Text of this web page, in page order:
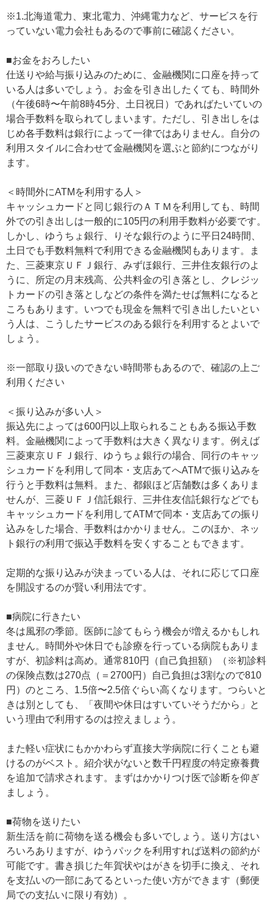
※1.北海道電力、東北電力、沖縄電力など、サービスを行
っていない電力会社もあるので事前に確認ください。
■お金をおろしたい
仕送りや給与振り込みのために、金融機関に口座を持って
いる人は多いでしょう。お金を引き出したくても、時間外
（午後6時〜午前8時45分、土日祝日）であればたいていの
場合手数料を取られてしまいます。ただし、引き出しをは
じめ各手数料は銀行によって一律ではありません。自分の
利用スタイルに合わせて金融機関を選ぶと節約につながり
ます。
＜時間外にATMを利用する人＞
キャッシュカードと同じ銀行のＡＴＭを利用しても、時間
外での引き出しは一般的に105円の利用手数料が必要です。
しかし、ゆうちょ銀行、りそな銀行のように平日24時間、
土日でも手数料無料で利用できる金融機関もあります。ま
た、三菱東京ＵＦＪ銀行、みずほ銀行、三井住友銀行のよ
うに、所定の月末残高、公共料金の引き落とし、クレジッ
トカードの引き落としなどの条件を満たせば無料になると
ころもあります。いつでも現金を無料で引き出したいとい
う人は、こうしたサービスのある銀行を利用するとよいで
しょう。
※一部取り扱いのできない時間帯もあるので、確認の上ご
利用ください
＜振り込みが多い人＞
振込先によっては600円以上取られることもある振込手数
料。金融機関によって手数料は大きく異なります。例えば
三菱東京ＵＦＪ銀行、ゆうちょ銀行の場合、同行のキャッ
シュカードを利用して同本・支店あてへATMで振り込みを
行うと手数料は無料。また、都銀ほど店舗数は多くありま
せんが、三菱ＵＦＪ信託銀行、三井住友信託銀行などでも
キャッシュカードを利用してATMで同本・支店あての振り
込みをした場合、手数料はかかりません。このほか、ネッ
ト銀行の利用で振込手数料を安くすることもできます。
定期的な振り込みが決まっている人は、それに応じて口座
を開設するのが賢い利用法です。
■病院に行きたい
冬は風邪の季節。医師に診てもらう機会が増えるかもしれ
ません。時間外や休日でも診療を行っている病院もありま
すが、初診料は高め。通常810円（自己負担額）（※初診料
の保険点数は270点（＝2700円）自己負担は3割なので810
円）のところ、1.5倍〜2.5倍ぐらい高くなります。つらいと
きは別としても、「夜間や休日はすいていそうだから」と
いう理由で利用するのは控えましょう。
また軽い症状にもかかわらず直接大学病院に行くことも避
けるのがベスト。紹介状がないと数千円程度の特定療養費
を追加で請求されます。まずはかかりつけ医で診断を仰ぎ
ましょう。
■荷物を送りたい
新生活を前に荷物を送る機会も多いでしょう。送り方はい
ろいろありますが、ゆうパックを利用すれば送料の節約が
可能です。書き損じた年賀状やはがきを切手に換え、それ
を支払いの一部にあてるといった使い方ができます（郵便
局での支払いに限り有効）。